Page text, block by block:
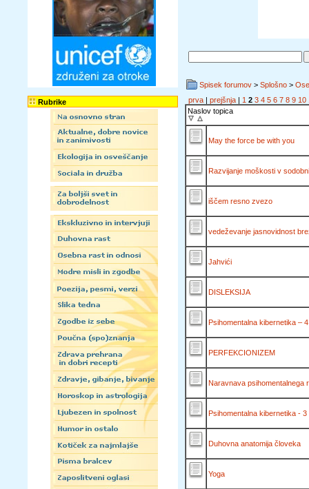
Rubrike
Spisek forumov > Splošno >
prva | prejšnja | 1 2 3 4 5 6 7 8 9 10
Naslov topica
May the force be with you
Razvijanje moškosti v
iščem resno zvezo
vedeževanje jasnovidnost
Jahvići
DISLEKSIJA
Psihomentalna kibernetika –
PERFEKCIONIZEM
Naravnava psihomentalnega
Psihomentalna kibernetika - 3
Duhovna anatomija človeka
Yoga